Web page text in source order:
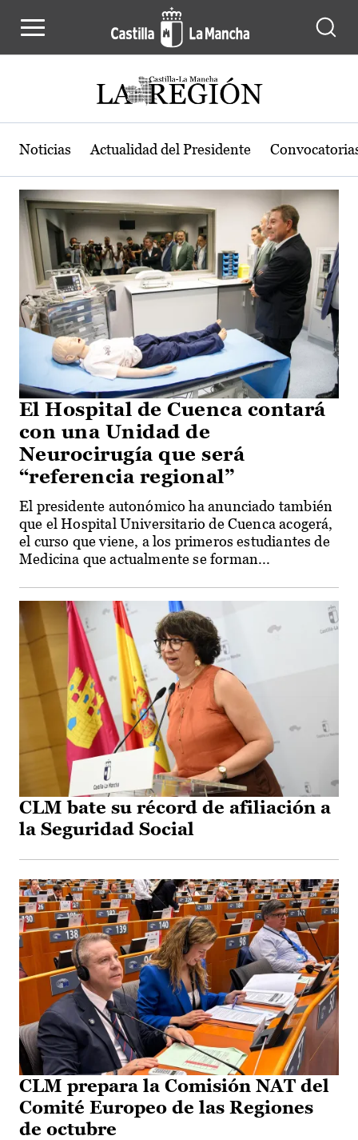
Actualidad de la región de Castilla-
Noticias Actualidad del Presidente
El Hospital de Cuenca contará
con una Unidad de
Neurocirugía que será
“referencia regional”
El presidente autonómico ha anunciado también
que el Hospital Universitario de Cuenca acogerá,
el curso que viene, a los primeros estudiantes de
Medicina que actualmente se forman...
CLM bate su récord de afiliación a
la Seguridad Social
CLM prepara la Comisión NAT del
Comité Europeo de las Regiones
de octubre